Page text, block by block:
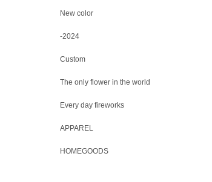
New color
-2024
Custom
The only flower in the world
Every day fireworks
APPAREL
HOMEGOODS